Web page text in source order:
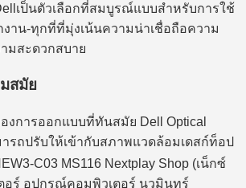
เป็นตัวเลือกที่สมบูรณ์แบบสําหรับการใช้
าน-ทุกที่ที่มุ่งเน้นความน่าเชื่อถือความ
มสะดวกสบาย
สมัย
งการออกแบบที่ทันสมัย Dell Optical
ารถปรับให้เข้ากับสภาพแวดล้อมเดสก์ท็อป